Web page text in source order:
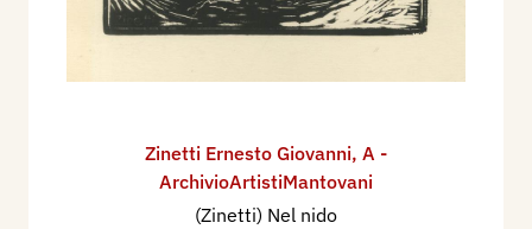
Zinetti Ernesto Giovanni, A -
ArchivioArtistiMantovani
(Zinetti) Nel nido